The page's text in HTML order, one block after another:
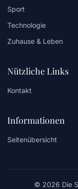
Sport
Technologie
Zuhause & Leben
Nützliche Links
Kontakt
Informationen
Seitenübersicht
© 2026 Die